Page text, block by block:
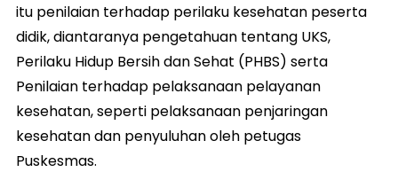
itu penilaian terhadap perilaku kesehatan peserta
didik, diantaranya pengetahuan tentang UKS,
Perilaku Hidup Bersih dan Sehat (PHBS) serta
Penilaian terhadap pelaksanaan pelayanan
kesehatan, seperti pelaksanaan penjaringan
kesehatan dan penyuluhan oleh petugas
Puskesmas.